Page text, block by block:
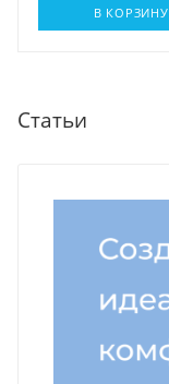
В КОРЗИНУ
Статьи